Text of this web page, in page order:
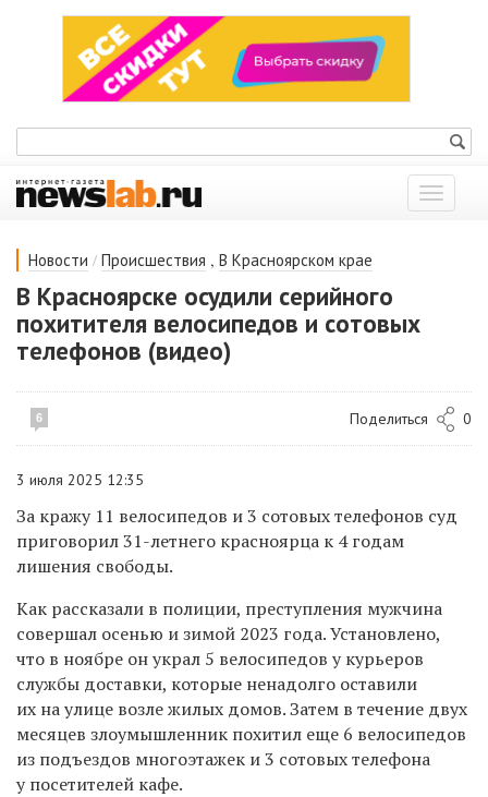
Показать
меню
Новости / Происшествия , В Красноярском крае
В Красноярске осудили серийного
похитителя велосипедов и сотовых
телефонов (видео)
6 Поделиться 0
3 июля 2025 12:35
За кражу 11 велосипедов и 3 сотовых телефонов суд
приговорил 31-летнего красноярца к 4 годам
лишения свободы.
Как рассказали в полиции, преступления мужчина
совершал осенью и зимой 2023 года. Установлено,
что в ноябре он украл 5 велосипедов у курьеров
службы доставки, которые ненадолго оставили
их на улице возле жилых домов. Затем в течение двух
месяцев злоумышленник похитил еще 6 велосипедов
из подъездов многоэтажек и 3 сотовых телефона
у посетителей кафе.